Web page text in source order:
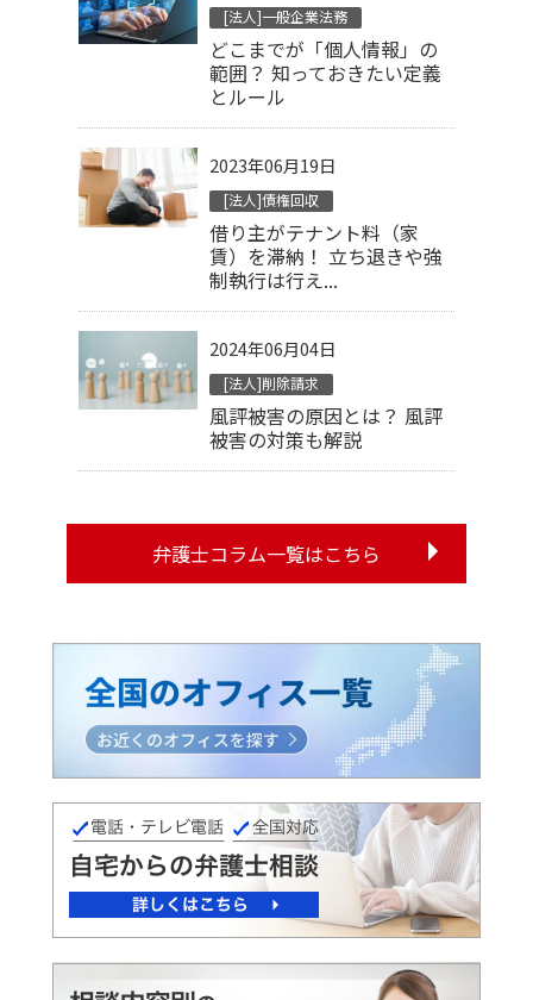
[法人]一般企業法務
どこまでが「個人情報」の
範囲？ 知っておきたい定義
とルール
2023年06月19日
[法人]債権回収
借り主がテナント料（家
賃）を滞納！ 立ち退きや強
制執行は行え...
2024年06月04日
[法人]削除請求
風評被害の原因とは？ 風評
被害の対策も解説
弁護士コラム一覧はこちら